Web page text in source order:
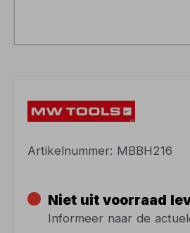
Artikelnummer: MBBH216
Niet uit voorraad
Informeer naar de